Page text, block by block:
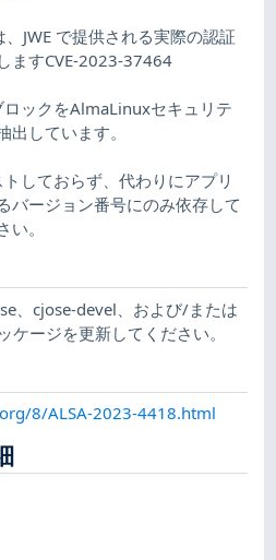
JWE で提供される実際の認証
ますCVE-2023-37464
ックをAlmaLinuxセキュリテ
出しています。
しておらず、代わりにアプリ
バージョン番号にのみ依存して
。
、cjose-devel、および/または
ージを更新してください。
8/ALSA-2023-4418.html